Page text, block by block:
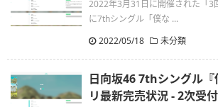
2022年3月31日に開催された「3
に7thシングル「僕な ...
2022/05/18
未分類
日向坂46 7thシングル
リ最新完売状況 - 2次受